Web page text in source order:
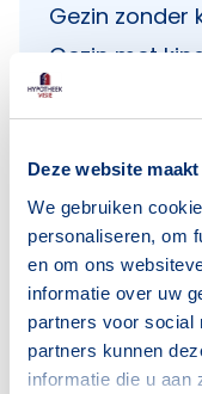
Deze website
We gebruiken
personaliseren, om
en om ons
informatie over uw
partners voor social
partners kunnen
informatie die u aan
Gezin zonder
Gezin met
Bron: CBS
Deze wijk heeft